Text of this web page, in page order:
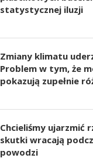
statystycznej iluzji
Zmiany klimatu
Problem w tym, że
pokazują zupełnie
Chcieliśmy ujarzmić
skutki wracają
powodzi